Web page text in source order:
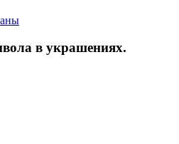
в украшениях.